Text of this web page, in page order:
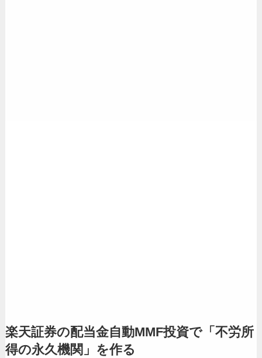
楽天証券の配当金自動MMF投資で「不労所
得の永久機関」を作る